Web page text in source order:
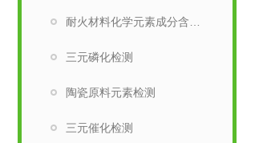
三元磷化检测
陶瓷原料元素检测
三元催化检测